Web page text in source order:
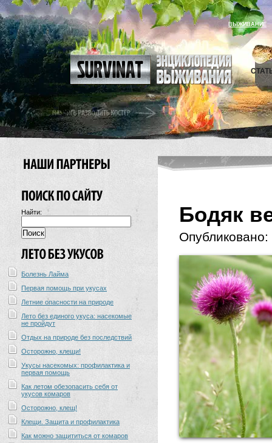
ВЫЖИВАНИЕ
Найти:
Болезнь Лайма
Первая помощь при укусах
Летние опасности на природе
Лето без единого укуса: насекомые
не пройдут
Отдых на природе без последствий
Осторожно, клещи!
Укусы насекомых: профилактика и
первая помощь
Как летом обезопасить себя от
укусов комаров
Осторожно, клещ!
Клещи. Защита и профилактика
Как можно защититься от комаров
Бодяк
Опубликовано: